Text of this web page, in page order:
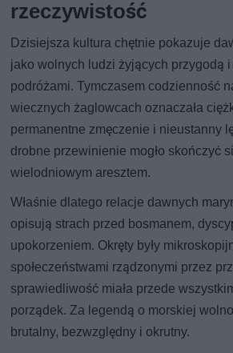
rzeczywistość
Dzisiejsza kultura chętnie pokazuje
jako wolnych ludzi żyjących przygodą
podróżami. Tymczasem codzienność
wiecznych żaglowcach oznaczała
permanentne zmęczenie i nieustanny
drobne przewinienie mogło skończyć
wielodniowym aresztem.
Właśnie dlatego relacje dawnych
opisują strach przed bosmanem,
upokorzeniem. Okręty były
społeczeństwami rządzonymi przez
sprawiedliwość miała przede
porządek. Za legendą o morskiej
brutalny, bezwzględny i okrutny.